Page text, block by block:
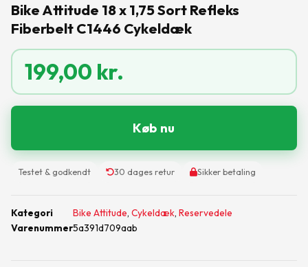
Bike Attitude 18 x 1,75 Sort Refleks
Fiberbelt C1446 Cykeldæk
199,00 kr.
Køb nu
Testet & godkendt 30 dages retur Sikker betaling
Kategori Bike Attitude, Cykeldæk, Reservedele
Varenummer5a391d709aab